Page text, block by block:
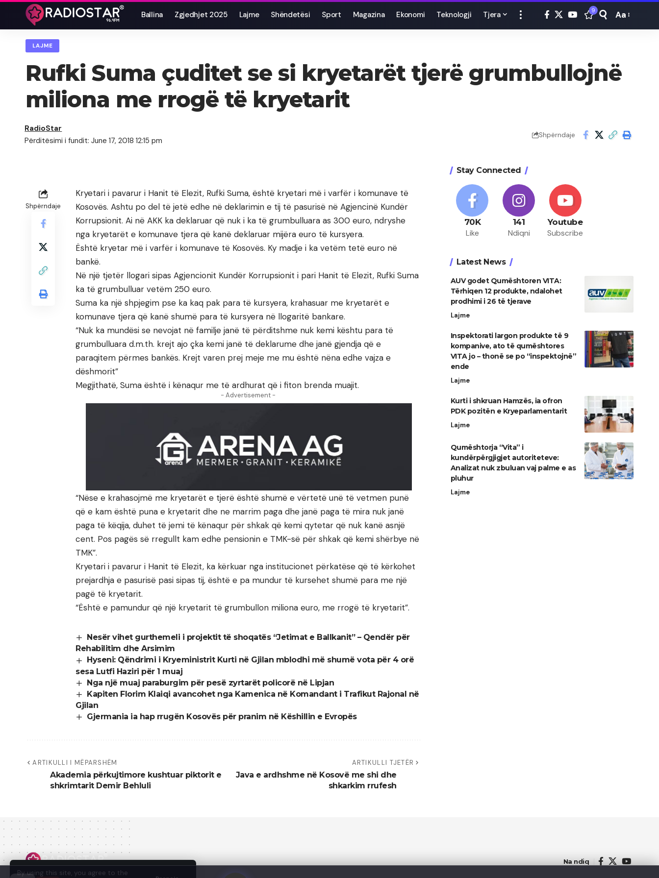
By using this site, you agree to the
Ballina Zgjedhjet 2025 Lajme Shëndetësi Sport Magazina Ekonomi Teknologji Tjera 9
Font
Aa
LAJME
Rufki Suma çuditet se si kryetarët tjerë grumbullojnë
miliona me rrogë të kryetarit
Përditësimi i fundit: June 17, 2018 12:15 pm
RadioStar
Shpërndaje
Shpërndaje
Kryetari i pavarur i Hanit të Elezit, Rufki Suma, është kryetari më i varfër i komunave të
Kosovës. Ashtu po del të jetë edhe në deklarimin e tij të pasurisë në Agjencinë Kundër
Korrupsionit. Ai në AKK ka deklaruar që nuk i ka të grumbulluara as 300 euro, ndryshe
nga kryetarët e komunave tjera që kanë deklaruar mijëra euro të kursyera.
Është kryetar më i varfër i komunave të Kosovës. Ky madje i ka vetëm tetë euro në
bankë.
Në një tjetër llogari sipas Agjencionit Kundër Korrupsionit i pari Hanit të Elezit, Rufki Suma
ka të grumbulluar vetëm 250 euro.
Suma ka një shpjegim pse ka kaq pak para të kursyera, krahasuar me kryetarët e
komunave tjera që kanë shumë para të kursyera në llogaritë bankare.
“Nuk ka mundësi se nevojat në familje janë të përditshme nuk kemi kështu para të
grumbulluara d.m.th. krejt ajo çka kemi janë të deklarume dhe janë gjendja që e
paraqitem përmes bankës. Krejt varen prej meje me mu është nëna edhe vajza e
dëshmorit”
Megjithatë, Suma është i kënaqur me të ardhurat që i fiton brenda muajit.
- Advertisement -
“Nëse e krahasojmë me kryetarët e tjerë është shumë e vërtetë unë të vetmen punë
që e kam është puna e kryetarit dhe ne marrim paga dhe janë paga të mira nuk janë
paga të këqija, duhet të jemi të kënaqur për shkak që kemi qytetar që nuk kanë asnjë
cent. Pos pagës së rregullt kam edhe pensionin e TMK-së për shkak që kemi shërbye në
TMK”.
Kryetari i pavarur i Hanit të Elezit, ka kërkuar nga institucionet përkatëse që të kërkohet
prejardhja e pasurisë pasi sipas tij, është e pa mundur të kursehet shumë para me një
pagë të kryetarit.
“Është e pamundur që një kryetarit të grumbullon miliona euro, me rrogë të kryetarit”.
Nesër vihet gurthemeli i projektit të shoqatës “Jetimat e Ballkanit” – Qendër për
Rehabilitim dhe Arsimim
Hyseni: Qëndrimi i Kryeministrit Kurti në Gjilan mblodhi më shumë vota për 4 orë
sesa Lutfi Haziri për 1 muaj
Nga një muaj paraburgim për pesë zyrtarët policorë në Lipjan
Kapiten Florim Klaiqi avancohet nga Kamenica në Komandant i Trafikut Rajonal në
Gjilan
Gjermania ia hap rrugën Kosovës për pranim në Këshillin e Evropës
ARTIKULLI I MËPARSHËM
Akademia përkujtimore kushtuar piktorit e
shkrimtarit Demir Behluli
ARTIKULLI TJETËR
Java e ardhshme në Kosovë me shi dhe
shkarkim rrufesh
Stay Connected
70K
Like
141
Ndiqni
Youtube
Subscribe
Latest News
AUV godet Qumështoren VITA:
Tërhiqen 12 produkte, ndalohet
prodhimi i 26 të tjerave
Lajme
Inspektorati largon produkte të 9
kompanive, ato të qumështores
VITA jo – thonë se po “inspektojnë”
ende
Lajme
Kurti i shkruan Hamzës, ia ofron
PDK pozitën e Kryeparlamentarit
Lajme
Qumështorja “Vita” i
kundërpërgjigjet autoriteteve:
Analizat nuk zbuluan vaj palme e as
pluhur
Lajme
Na ndiq